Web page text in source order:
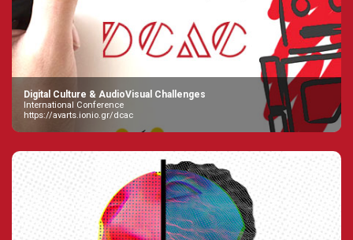
Digital Culture & AudioVisual Challenges
International Conference
https://avarts.ionio.gr/dcac